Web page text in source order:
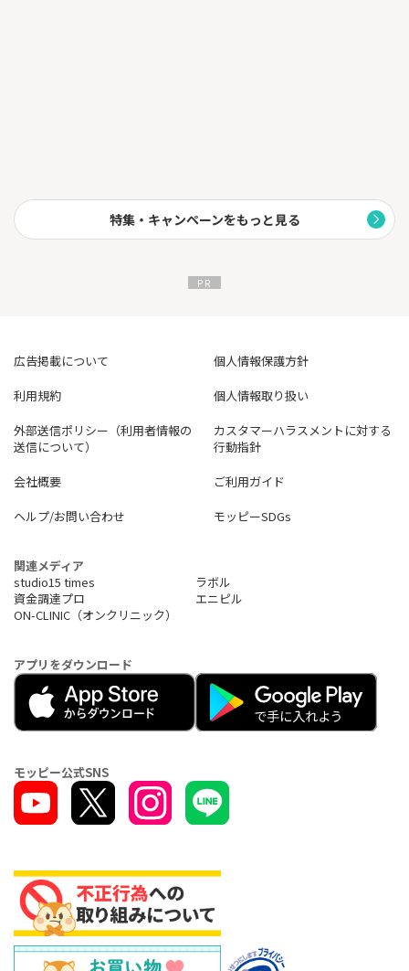
特集・キャンペーンをもっと見る
広告掲載について
個人情報保護方針
利用規約
個人情報取り扱い
外部送信ポリシー（利用者情報の
送信について）
カスタマーハラスメントに対する
行動指針
会社概要
ご利用ガイド
ヘルプ/お問い合わせ
モッピーSDGs
関連メディア
studio15 times
ラボル
資金調達プロ
エニピル
ON-CLINIC（オンクリニック）
アプリをダウンロード
モッピー公式SNS